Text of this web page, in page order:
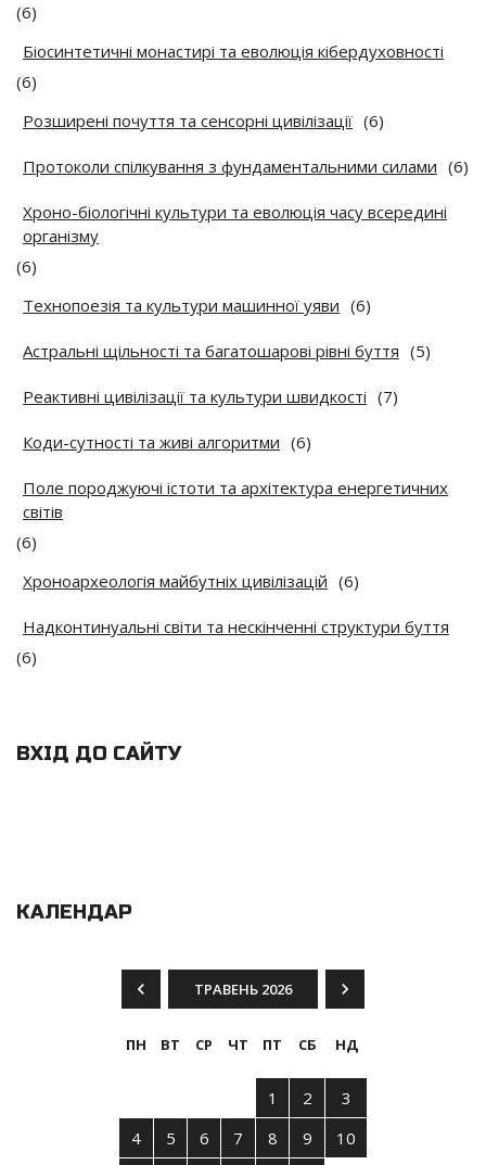
(6)
Біосинтетичні монастирі та еволюція кібердуховності
(6)
Розширені почуття та сенсорні цивілізації (6)
Протоколи спілкування з фундаментальними силами (6)
Хроно-біологічні культури та еволюція часу всередині
організму
(6)
Технопоезія та культури машинної уяви (6)
Астральні щільності та багатошарові рівні буття (5)
Реактивні цивілізації та культури швидкості (7)
Коди-сутності та живі алгоритми (6)
Поле породжуючі істоти та архітектура енергетичних
світів
(6)
Хроноархеологія майбутніх цивілізацій (6)
Надконтинуальні світи та нескінченні структури буття
(6)
ВХІД ДО САЙТУ
КАЛЕНДАР
ТРАВЕНЬ 2026
ПН ВТ СР ЧТ ПТ СБ НД
1 2
3
4
5 6 7 8 9
10